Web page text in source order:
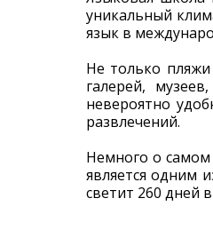
уникальный
язык в
Не только пляжи
галерей,
невероятно
развлечений.
Немного о
является одним
светит 260 дней